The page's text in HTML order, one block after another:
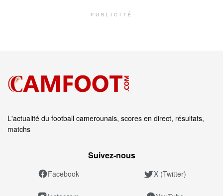
PUBLICITÉ
L'actualité du football camerounais, scores en direct, résultats,
matchs
Suivez‑nous
Facebook X (Twitter)